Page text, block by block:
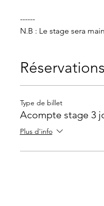
------
N.B : Le stage sera
Réservations
Type de billet
Acompte stage 3
Plus d'info